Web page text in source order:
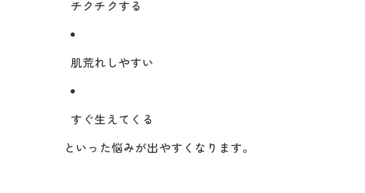
チクチクする
肌荒れしやすい
すぐ生えてくる
といった悩みが出やすくなります。